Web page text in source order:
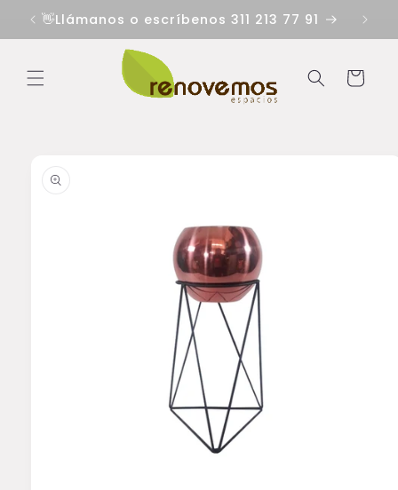
directamente
al contenido
👋Llámanos o escríbenos 311 213 77 91
Carrito
información